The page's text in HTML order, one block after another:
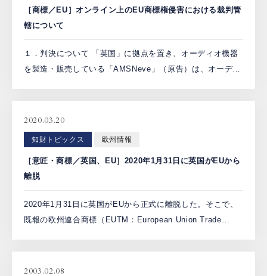
［商標／EU］オンライン上のEU商標権侵害における裁判管
轄について
１．判決について 「英国」に拠点を置き、オーディオ機器
を製造・販売している「AMSNeve」（原告）は、オーディ
2020.03.20
知財トピックス 欧州情報
［意匠・商標／英国、EU］2020年1月31日に英国がEUから
離脱
2020年1月31日に英国がEUから正式に離脱した。そこで、
既報の欧州連合商標（EUTM：European Union Trade
2003.02.08